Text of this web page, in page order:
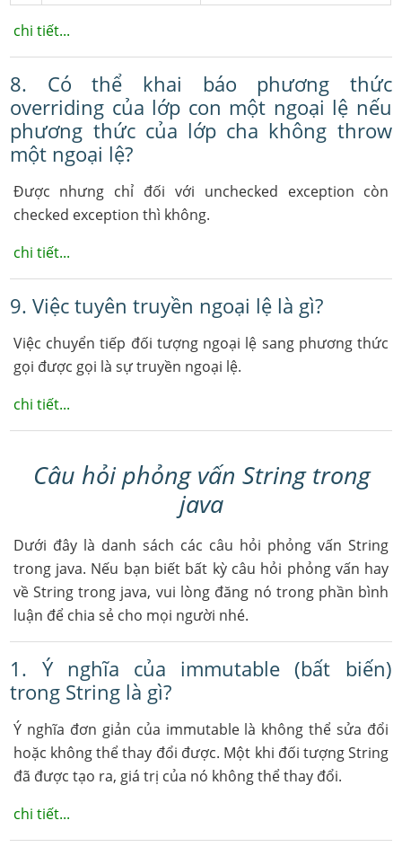
chi tiết...
8. Có thể khai báo phương thức
overriding của lớp con một ngoại lệ nếu
phương thức của lớp cha không throw
một ngoại lệ?
Được nhưng chỉ đối với unchecked exception còn
checked exception thì không.
chi tiết...
9. Việc tuyên truyền ngoại lệ là gì?
Việc chuyển tiếp đối tượng ngoại lệ sang phương thức
gọi được gọi là sự truyền ngoại lệ.
chi tiết...
Câu hỏi phỏng vấn String trong
java
Dưới đây là danh sách các câu hỏi phỏng vấn String
trong java. Nếu bạn biết bất kỳ câu hỏi phỏng vấn hay
về String trong java, vui lòng đăng nó trong phần bình
luận để chia sẻ cho mọi người nhé.
1. Ý nghĩa của immutable (bất biến)
trong String là gì?
Ý nghĩa đơn giản của immutable là không thể sửa đổi
hoặc không thể thay đổi được. Một khi đối tượng String
đã được tạo ra, giá trị của nó không thể thay đổi.
chi tiết...